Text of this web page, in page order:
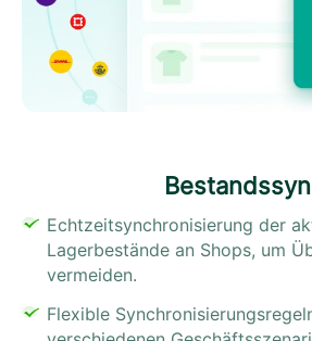
Echtzeitsynchronisierung der
Lagerbestände an Shops, um
vermeiden.
Flexible